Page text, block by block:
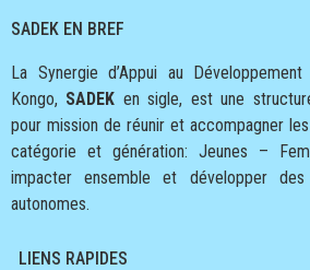
SADEK EN BREF
La Synergie d’Appui au
Kongo, SADEK en sigle, est une
pour mission de réunir et accompagner
catégorie et génération: Jeunes –
impacter ensemble et développer des
autonomes.
LIENS RAPIDES